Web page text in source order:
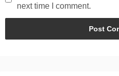
next time I comment.